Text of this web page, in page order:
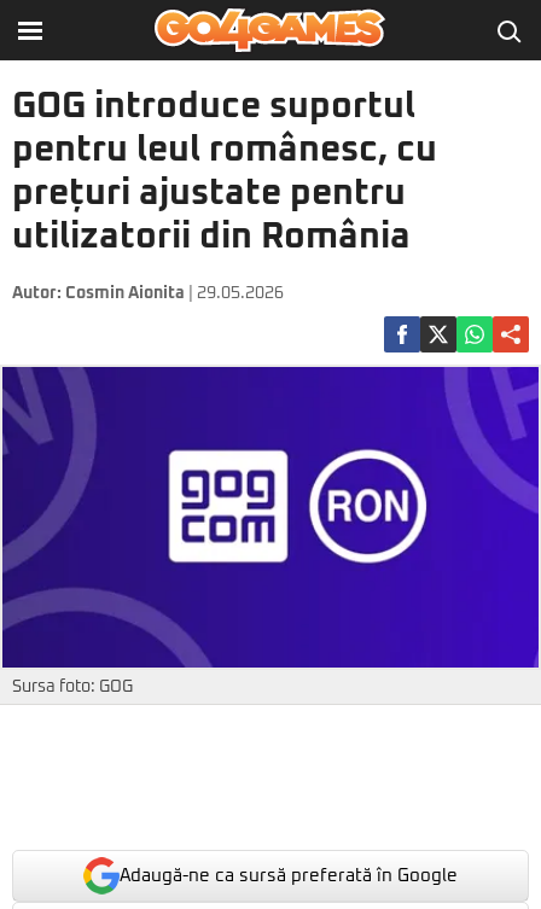
GOG introduce suportul
pentru leul românesc, cu
prețuri ajustate pentru
utilizatorii din România
Autor: Cosmin Aionita | 29.05.2026
Sursa foto: GOG
Adaugă-ne ca sursă preferată în Google